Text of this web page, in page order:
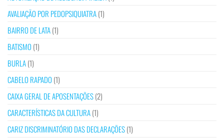
AVALIAÇÃO POR PEDOPSIQUIATRA(1)
BAIRRO DE LATA(1)
BATISMO (1)
BURLA(1)
CABELO RAPADO (1)
CAIXA GERAL DE APOSENTAÇÕES(2)
CARACTERÍSTICAS DA CULTURA(1)
CARIZ DISCRIMINATÓRIO DAS DECLARAÇÕES(1)